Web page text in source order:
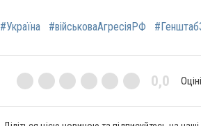
#Україна #військоваАгресіяРФ
0,0